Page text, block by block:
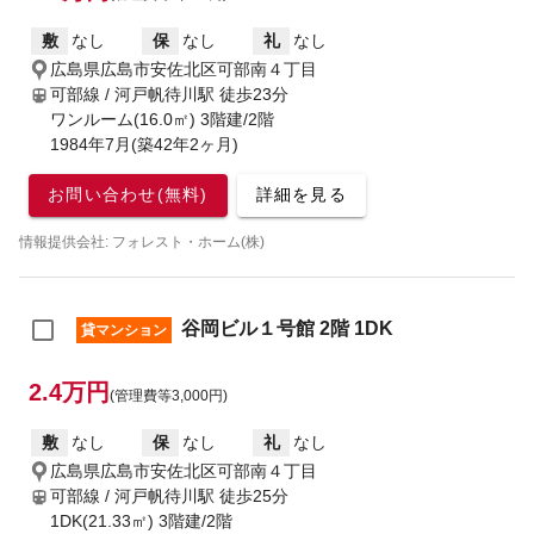
敷 なし 保 なし 礼
なし
広島県広島市安佐北区可部南４丁目
可部線 / 河戸帆待川駅 徒歩23分
ワンルーム(16.0㎡) 3階建/2階
1984年7月(築42年2ヶ月)
お問い合わせ(無料) 詳細を見る
情報提供会社: フォレスト・ホーム(株)
貸マンション 谷岡ビル１号館 2階 1DK
2.4万円 (管理費等3,000円)
敷 なし 保 なし 礼
なし
広島県広島市安佐北区可部南４丁目
可部線 / 河戸帆待川駅 徒歩25分
1DK(21.33㎡) 3階建/2階